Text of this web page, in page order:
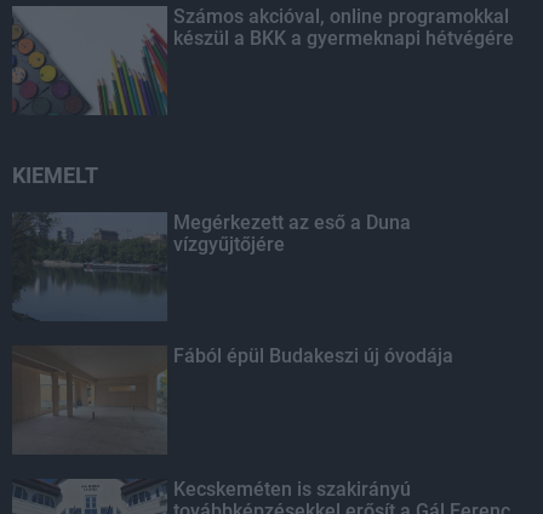
Számos akcióval, online programokkal
készül a BKK a gyermeknapi hétvégére
KIEMELT
Megérkezett az eső a Duna
vízgyűjtőjére
Fából épül Budakeszi új óvodája
Kecskeméten is szakirányú